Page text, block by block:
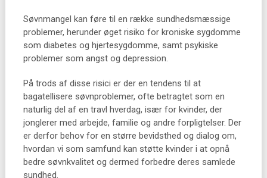
Søvnmangel kan føre til en række sundhedsmæssige
problemer, herunder øget risiko for kroniske sygdomme
som diabetes og hjertesygdomme, samt psykiske
problemer som angst og depression.
På trods af disse risici er der en tendens til at
bagatellisere søvnproblemer, ofte betragtet som en
naturlig del af en travl hverdag, især for kvinder, der
jonglerer med arbejde, familie og andre forpligtelser. Der
er derfor behov for en større bevidsthed og dialog om,
hvordan vi som samfund kan støtte kvinder i at opnå
bedre søvnkvalitet og dermed forbedre deres samlede
sundhed.